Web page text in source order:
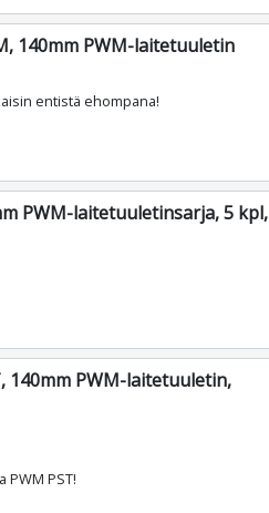
140mm PWM-laitetuuletin
entistä ehompana!
PWM-laitetuuletinsarja, 5 kpl,
140mm PWM-laitetuuletin,
PST!